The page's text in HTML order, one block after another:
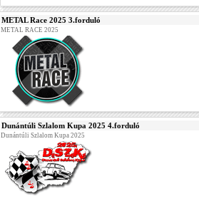
METAL Race 2025 3.forduló
METAL RACE 2025
Dunántúli Szlalom Kupa 2025 4.forduló
Dunántúli Szlalom Kupa 2025